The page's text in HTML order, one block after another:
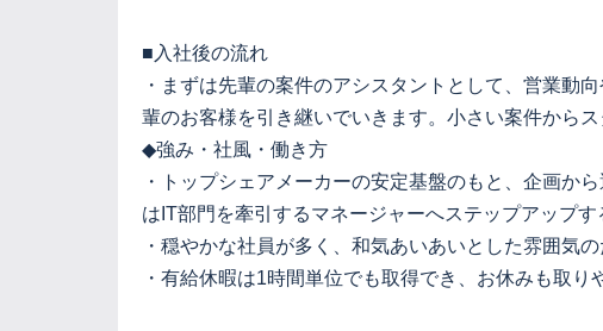
■入社後の流れ
・まずは先輩の案件のアシスタントとして、営業動
輩のお客様を引き継いでいきます。小さい案件から
◆強み・社風・働き方
・トップシェアメーカーの安定基盤のもと、企画か
はIT部門を牽引するマネージャーへステップアップす
・穏やかな社員が多く、和気あいあいとした雰囲気
・有給休暇は1時間単位でも取得でき、お休みも取